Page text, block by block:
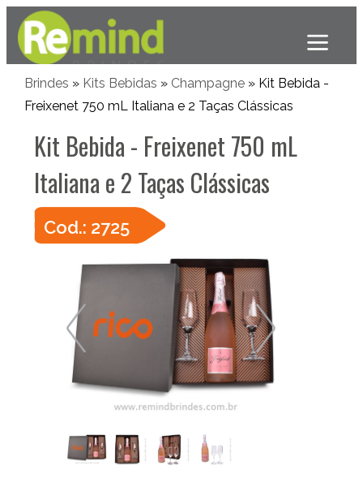
Brindes » Kits Bebidas » Champagne» Kit Bebida -
Freixenet 750 mL Italiana e 2 Taças Clássicas
Kit Bebida - Freixenet 750 mL
Italiana e 2 Taças Clássicas
Cod.: 2725